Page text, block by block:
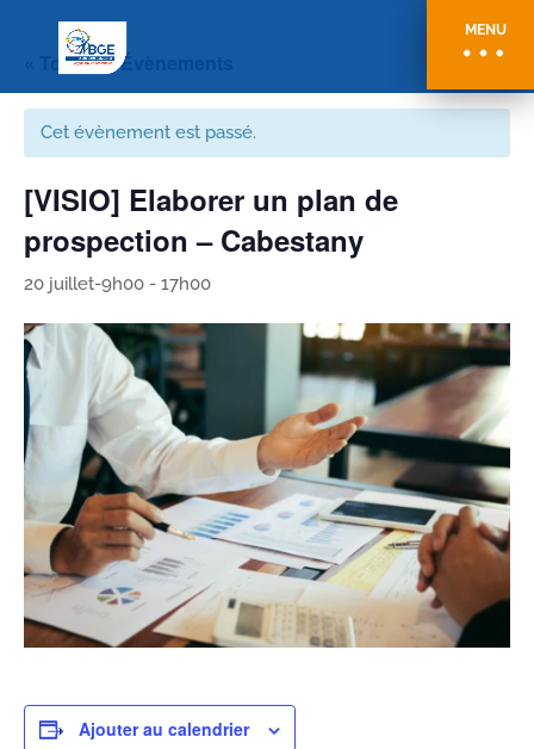
MENU
« Tous les Évènements
Cet évènement est passé.
[VISIO] Elaborer un plan de
prospection – Cabestany
20 juillet-9h00 - 17h00
Ajouter au calendrier